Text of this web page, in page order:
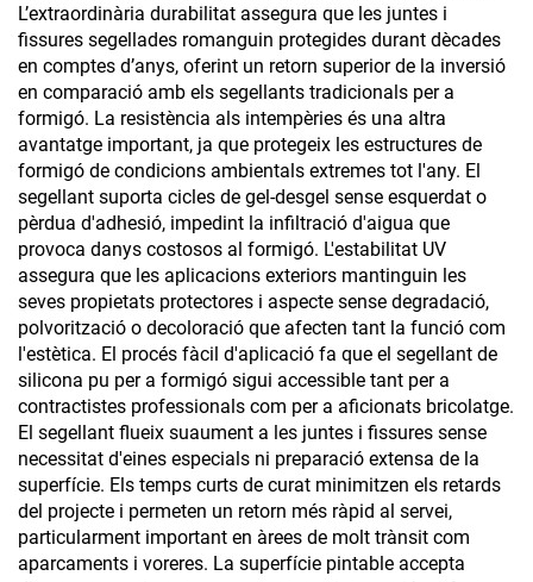
L’extraordinària durabilitat assegura que les juntes i
fissures segellades romanguin protegides durant dècades
en comptes d’anys, oferint un retorn superior de la inversió
en comparació amb els segellants tradicionals per a
formigó. La resistència als intempèries és una altra
avantatge important, ja que protegeix les estructures de
formigó de condicions ambientals extremes tot l'any. El
segellant suporta cicles de gel-desgel sense esquerdat o
pèrdua d'adhesió, impedint la infiltració d'aigua que
provoca danys costosos al formigó. L'estabilitat UV
assegura que les aplicacions exteriors mantinguin les
seves propietats protectores i aspecte sense degradació,
polvorització o decoloració que afecten tant la funció com
l'estètica. El procés fàcil d'aplicació fa que el segellant de
silicona pu per a formigó sigui accessible tant per a
contractistes professionals com per a aficionats bricolatge.
El segellant flueix suaument a les juntes i fissures sense
necessitat d'eines especials ni preparació extensa de la
superfície. Els temps curts de curat minimitzen els retards
del projecte i permeten un retorn més ràpid al servei,
particularment important en àrees de molt trànsit com
aparcaments i voreres. La superfície pintable accepta